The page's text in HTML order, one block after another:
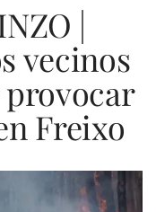
|
vecinos
provocar
Freixo